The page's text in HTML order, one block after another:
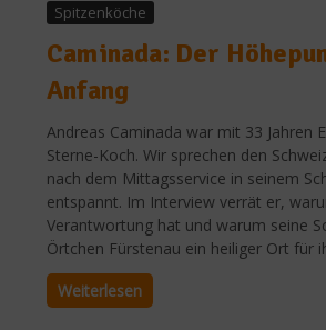
Spitzenköche
Caminada: Der
Anfang
Andreas Caminada war mit 33 Jahren
Sterne-Koch. Wir sprechen den
nach dem Mittagsservice in seinem
entspannt. Im Interview verrät er,
Verantwortung hat und warum seine
Örtchen Fürstenau ein heiliger Ort für
Weiterlesen